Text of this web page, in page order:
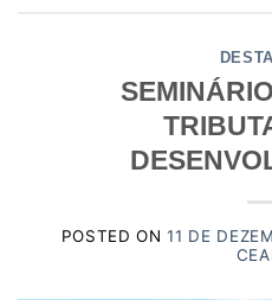
POSTED ON11 DE